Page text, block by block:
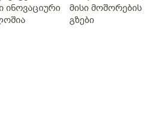
ონლაინ ისე მიდის
აქვთ პირდაპირ
ინოვაციური
მისი მოშორების
გზები